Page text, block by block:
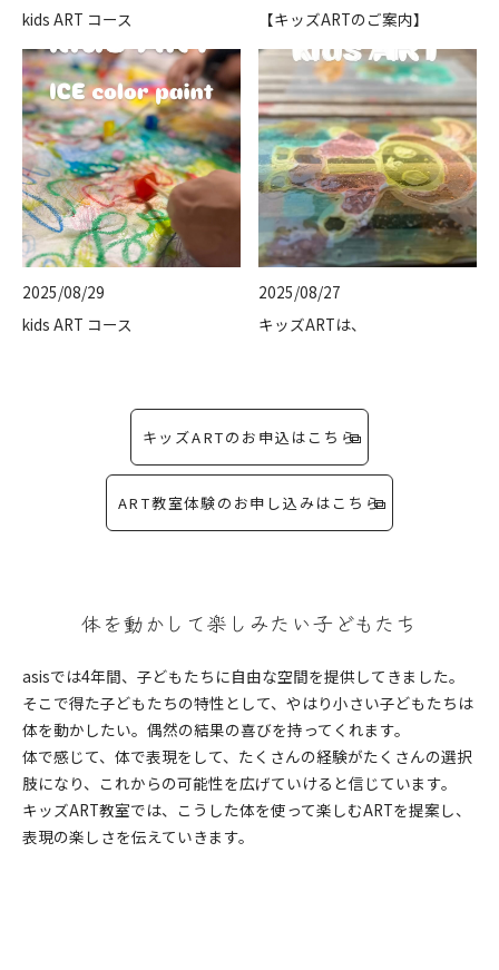
kids ART コース
【キッズARTのご案内】
2025/08/29
kids ART コース
2025/08/27
キッズARTは、
キッズARTのお申込はこちら
ART教室体験のお申し込みはこちら
体を動かして楽しみたい子どもたち
asisでは4年間、子どもたちに自由な空間を提供してきました。
そこで得た子どもたちの特性として、やはり小さい子どもたちは
体を動かしたい。偶然の結果の喜びを持ってくれます。
体で感じて、体で表現をして、たくさんの経験がたくさんの選択
肢になり、これからの可能性を広げていけると信じています。
キッズART教室では、こうした体を使って楽しむARTを提案し、
表現の楽しさを伝えていきます。